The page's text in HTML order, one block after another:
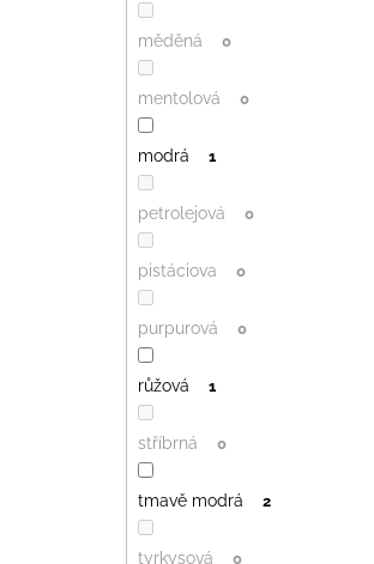
měděná 0
mentolová 0
modrá 1
petrolejová 0
pistáciova 0
purpurová 0
růžová 1
stříbrná 0
tmavě modrá 2
tyrkysová 0